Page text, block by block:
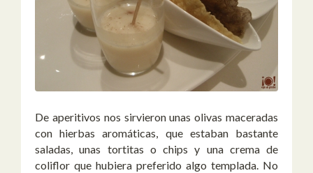
De aperitivos nos sirvieron unas olivas maceradas
con hierbas aromáticas, que estaban bastante
saladas, unas tortitas o chips y una crema de
coliflor que hubiera preferido algo templada. No